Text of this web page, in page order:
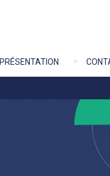
PRÉSENTATION